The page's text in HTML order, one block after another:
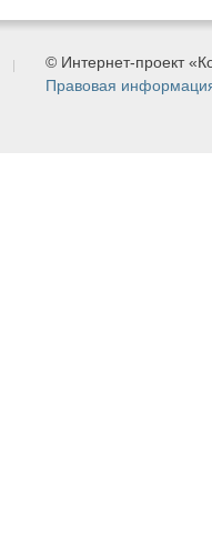
© Интернет-проект
Правовая